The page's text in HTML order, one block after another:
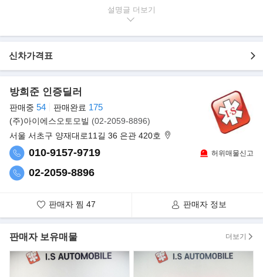
》벤츠 정식 서비스센터 최근 정비이력 보유
- 무사고 운행
- 157,000km 실주행
- 367마력 6기통 롱바디 세단
- 깔끔하게 관리된 내/외관 보유
- 옵션으로 파노라마/내비/HUD/어라운드뷰/열선,통풍,전동,메모리
시트 등..
▶판매자의 한마디
100% 실매물만을 취급하는 주식회사 아이에스 오토모빌 입니다.
㈜아이에스 오토모빌은 모든 상품용 차량이 전시장 입고전 충분한
산차전시장), 경기 수원 SK V1(수입,국산전시장) 3개의 오프라인 전
리스,할부 등 금융상품을 고객님의 눈높이에 맞춰 최소한의 금리로
설명글
신차가격표
방희준 인증딜러
판매중 54 판매완료 175
(주)아이에스오토모빌 (02-2059-8896)
서울 서초구 양재대로11길 36 은관 420호
010-9157-9719
02-2059-8896
허위매물신고
판매자 찜 47 판매자 정보
판매자 보유매물 더보기